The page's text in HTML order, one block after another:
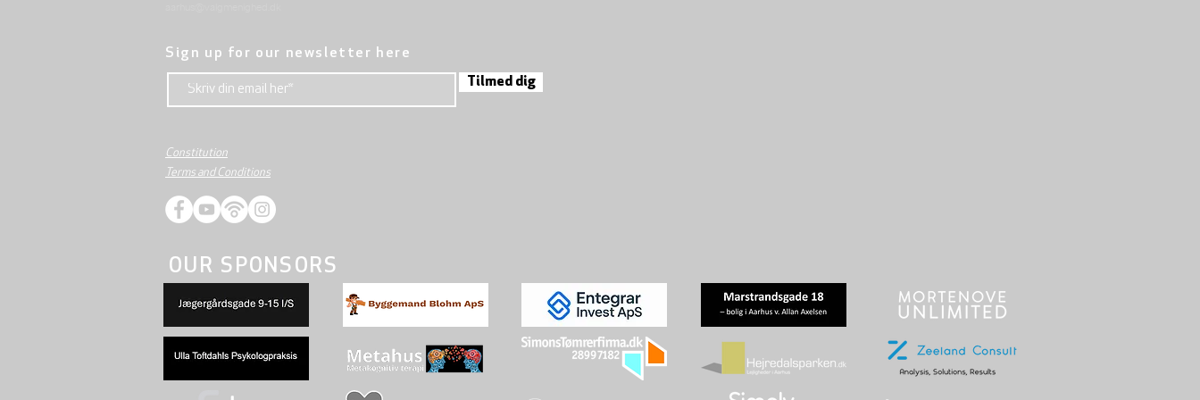
Sign up for our newsletter here
Tilmed dig
Constitution
Terms and Conditions
OUR SPONSORS